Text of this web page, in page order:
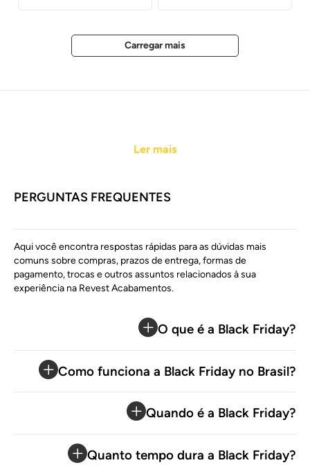
Ler mais
PERGUNTAS FREQUENTES
Aqui você encontra respostas rápidas para as dúvidas mais
comuns sobre compras, prazos de entrega, formas de
pagamento, trocas e outros assuntos relacionados à sua
experiência na Revest Acabamentos.
O que é a Black Friday?
Como funciona a Black Friday no Brasil?
Quando é a Black Friday?
Quanto tempo dura a Black Friday?